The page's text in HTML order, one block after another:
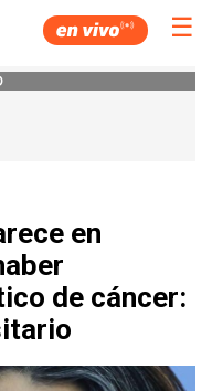
☰
en
de cáncer: